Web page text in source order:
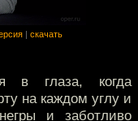
скачать
в глаза, когда
на каждом углу и
и заботливо